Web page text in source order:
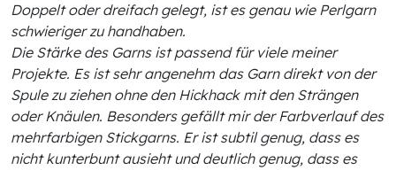
Doppelt oder dreifach gelegt, ist es genau wie Perlgarn
schwieriger zu handhaben.
Die Stärke des Garns ist passend für viele meiner
Projekte. Es ist sehr angenehm das Garn direkt von der
Spule zu ziehen ohne den Hickhack mit den Strängen
oder Knäulen. Besonders gefällt mir der Farbverlauf des
mehrfarbigen Stickgarns. Er ist subtil genug, dass es
nicht kunterbunt ausieht und deutlich genug, dass es